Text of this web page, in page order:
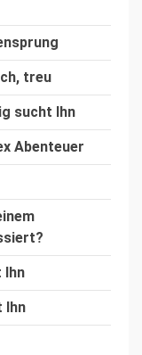
treu
sucht Ihn
Abenteuer
Ihn
Ihn